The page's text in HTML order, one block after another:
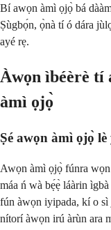
Bí awọn àmì ọjọ̀ bá
Ṣùgbọ́n, ọ̀nà tí ó dára
ayé rẹ.
Àwọn ìbéèrè tí
àmì ọjọ̀
Ṣé awọn àmì ọjọ̀
Awọn àmì ọjọ̀ fúnra
máa ń wà bẹ́ẹ̀ láàrin
fún àwọn iyipada, kí o sì
nítorí àwọn irú àrùn ara